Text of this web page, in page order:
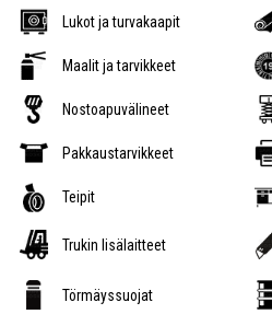
Lukot ja turvakaapit
Maalit ja tarvikkeet
Nostoapuvälineet
Pakkaustarvikkeet
Teipit
Trukin lisälaitteet
Törmäyssuojat